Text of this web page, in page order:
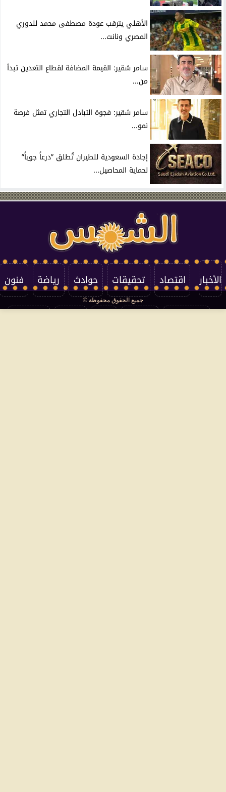
الأهلي يترقب عودة مصطفى محمد للدوري
المصري ونانت...
سامر شقير: القيمة المضافة لقطاع التعدين تبدأ
من...
سامر شقير: فجوة التبادل التجاري تمثل فرصة
نمو...
إجادة السعودية للطيران تُطلق ”درعاً جوياً”
لحماية المحاصيل...
الأخبار اقتصاد تحقيقات حوادث رياضة فنون
جميع الحقوق محفوظة ©